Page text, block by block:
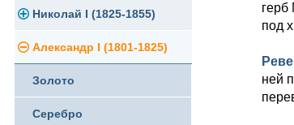
Медь
Германская оккупация
Для Финляндии
Памятные и донативные
Серебро
Медь
Для Финляндии
Памятные и донативные
Золото
Серебро
Медь
Для Финляндии
Николай I (1825-1855)
Платина, золото
Серебро
Медь
Александр I (1801-1825)
Золото
Серебро
герб
под
ней